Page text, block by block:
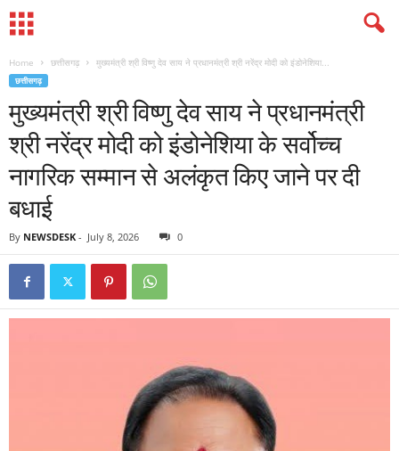
Home छत्तीसगढ़ मुख्यमंत्री श्री विष्णु देव साय ने प्रधानमंत्री श्री नरेंद्र मोदी को इंडोनेशिया...
छत्तीसगढ़
मुख्यमंत्री श्री विष्णु देव साय ने प्रधानमंत्री
श्री नरेंद्र मोदी को इंडोनेशिया के सर्वोच्च
नागरिक सम्मान से अलंकृत किए जाने पर दी
बधाई
By NEWSDESK - July 8, 2026 0